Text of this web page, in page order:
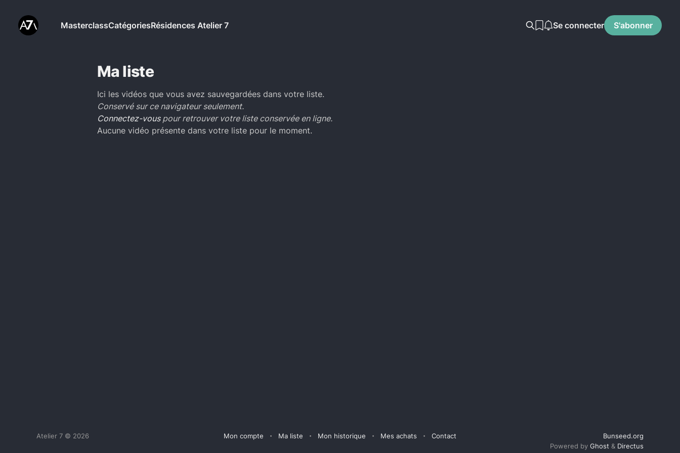
MasterclassCatégoriesRésidences Atelier 7 Se connecter S'abonner
Ma liste
Ici les vidéos que vous avez sauvegardées dans votre liste.
Conservé sur ce navigateur seulement.
Connectez-vouspour retrouver votre liste conservée en ligne.
Aucune vidéo présente dans votre liste pour le moment.
Atelier 7 © 2026 Mon compte Ma liste Mon historique Mes achats Contact
Bunseed.org
Powered by Ghost & Directus